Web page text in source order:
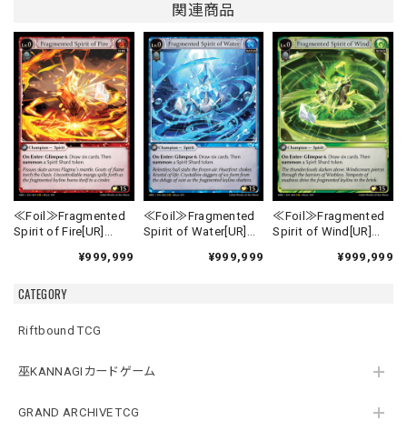
CATEGORY
Riftbound TCG
巫KANNAGIカードゲーム
GRAND ARCHIVE TCG
関連商品
≪Foil≫Fragmented
Spirit of Fire[UR]
¥999,999
≪Foil≫Fragmented
Spirit of Water[UR]
¥999,999
≪Foil≫Fragmented
Spirit of Wind[UR]
¥999,999